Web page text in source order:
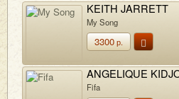
KEITH JARRETT
My Song
3300р.
ANGELIQUE
Fifa